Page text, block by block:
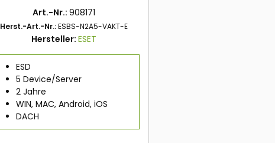
Art.-Nr.: 908171
Herst.-Art.-Nr.:ESBS-N2A5-VAKT-E
Hersteller: ESET
ESD
5 Device/Server
2 Jahre
WIN, MAC, Android, iOS
DACH